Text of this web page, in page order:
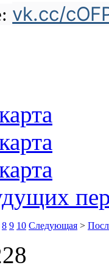
vk.cc/
8 9 10 Следующая >